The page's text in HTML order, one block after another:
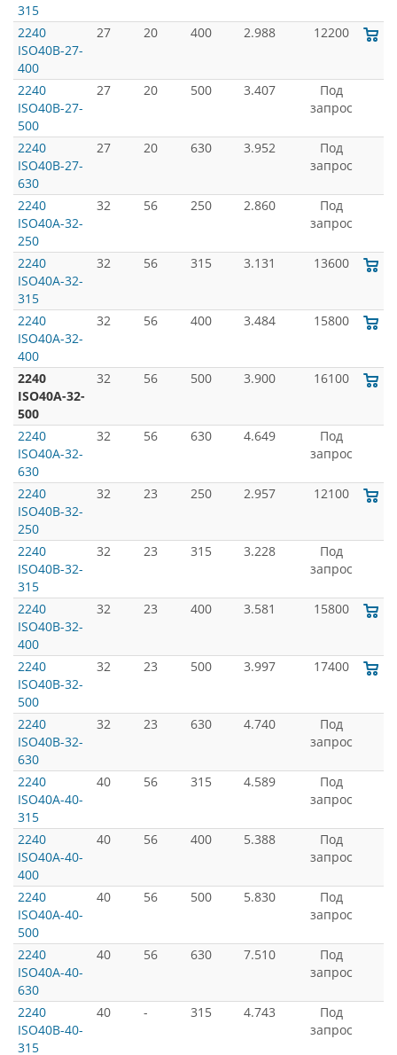
315
2240
ISO40B-27-
400
27 20 400 2.988 12200
2240
ISO40B-27-
500
27 20 500 3.407
Под
запрос
2240
ISO40B-27-
630
27 20 630 3.952
Под
запрос
2240
ISO40A-32-
250
32 56 250 2.860
Под
запрос
2240
ISO40A-32-
315
32 56 315 3.131 13600
2240
ISO40A-32-
400
32 56 400 3.484 15800
2240
ISO40A-32-
500
32 56 500 3.900 16100
2240
ISO40A-32-
630
32 56 630 4.649
Под
запрос
2240
ISO40B-32-
250
32 23 250 2.957 12100
2240
ISO40B-32-
315
32 23 315 3.228
Под
запрос
2240
ISO40B-32-
400
32 23 400 3.581 15800
2240
ISO40B-32-
500
32 23 500 3.997 17400
2240
ISO40B-32-
630
32 23 630 4.740
Под
запрос
2240
ISO40A-40-
315
40 56 315 4.589
Под
запрос
2240
ISO40A-40-
400
40 56 400 5.388
Под
запрос
2240
ISO40A-40-
500
40 56 500 5.830
Под
запрос
2240
ISO40A-40-
630
40 56 630 7.510
Под
запрос
2240
ISO40B-40-
315
40 - 315 4.743
Под
запрос